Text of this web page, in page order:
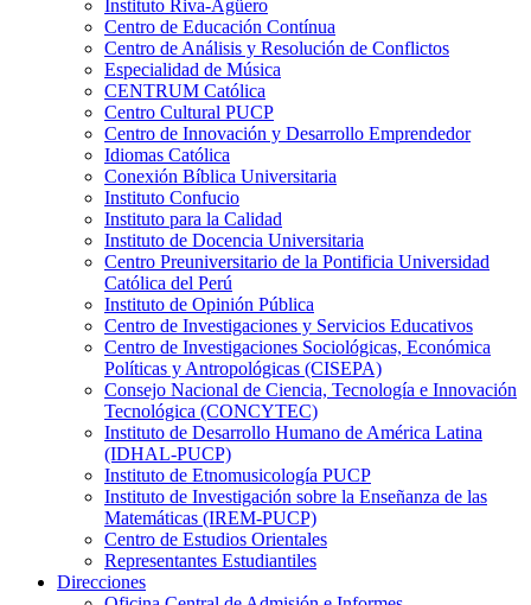
Instituto Riva-Agüero
Centro de Educación Contínua
Centro de Análisis y Resolución de Conflictos
Especialidad de Música
CENTRUM Católica
Centro Cultural PUCP
Centro de Innovación y Desarrollo Emprendedor
Idiomas Católica
Conexión Bíblica Universitaria
Instituto Confucio
Instituto para la Calidad
Instituto de Docencia Universitaria
Centro Preuniversitario de la Pontificia Universidad
Católica del Perú
Instituto de Opinión Pública
Centro de Investigaciones y Servicios Educativos
Centro de Investigaciones Sociológicas, Económica
Políticas y Antropológicas (CISEPA)
Consejo Nacional de Ciencia, Tecnología e Innovación
Tecnológica (CONCYTEC)
Instituto de Desarrollo Humano de América Latina
(IDHAL-PUCP)
Instituto de Etnomusicología PUCP
Instituto de Investigación sobre la Enseñanza de las
Matemáticas (IREM-PUCP)
Centro de Estudios Orientales
Representantes Estudiantiles
Direcciones